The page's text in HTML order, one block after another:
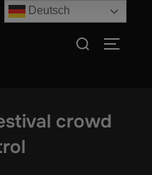
Suchen
crowd
Deutsch